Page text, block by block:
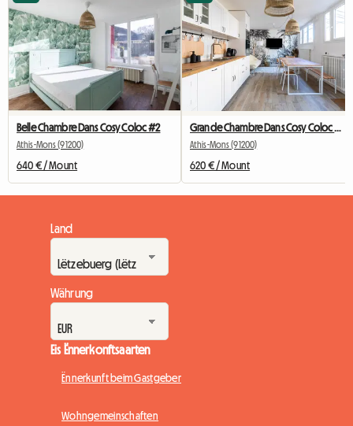
Belle Chambre Dans Cosy Coloc #2
Athis-Mons (91200)
640 € / Mount
Athis-Mons (91200)
620 € / Mount
Land
Währung
Eis Ënnerkonftsaarten
Ënnerkunft beim Gastgeber
Wohngemeinschaften